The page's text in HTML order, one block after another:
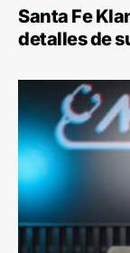
Santa Fe
detalles de